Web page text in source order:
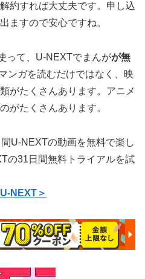
約すれば大丈夫です。申し込
ますので安心ですね。
って、U-NEXTでまんがが無
ンガを読むだけではなく、映
がたくさんあります。アニメ
がたくさんあります。
U-NEXTの動画を無料で楽し
の31日間無料トライアルを試
NEXT＞